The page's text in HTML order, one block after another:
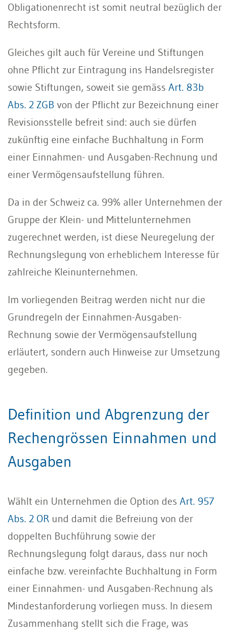
Obligationenrecht ist somit neutral bezüglich der
Rechtsform.
Gleiches gilt auch für Vereine und Stiftungen
ohne Pflicht zur Eintragung ins Handelsregister
sowie Stiftungen, soweit sie gemäss Art. 83b
Abs. 2 ZGB von der Pflicht zur Bezeichnung einer
Revisionsstelle befreit sind: auch sie dürfen
zukünftig eine einfache Buchhaltung in Form
einer Einnahmen- und Ausgaben-Rechnung und
einer Vermögensaufstellung führen.
Da in der Schweiz ca. 99% aller Unternehmen der
Gruppe der Klein- und Mittelunternehmen
zugerechnet werden, ist diese Neuregelung der
Rechnungslegung von erheblichem Interesse für
zahlreiche Kleinunternehmen.
Im vorliegenden Beitrag werden nicht nur die
Grundregeln der Einnahmen-Ausgaben-
Rechnung sowie der Vermögensaufstellung
erläutert, sondern auch Hinweise zur Umsetzung
gegeben.
Definition und Abgrenzung der
Rechengrössen Einnahmen und
Ausgaben
Wählt ein Unternehmen die Option des Art. 957
Abs. 2 OR und damit die Befreiung von der
doppelten Buchführung sowie der
Rechnungslegung folgt daraus, dass nur noch
einfache bzw. vereinfachte Buchhaltung in Form
einer Einnahmen- und Ausgaben-Rechnung als
Mindestanforderung vorliegen muss. In diesem
Zusammenhang stellt sich die Frage, was